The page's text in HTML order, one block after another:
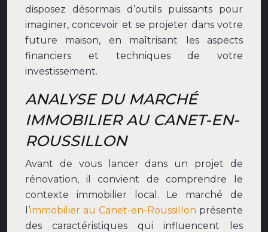
disposez désormais d’outils puissants pour
imaginer, concevoir et se projeter dans votre
future maison, en maîtrisant les aspects
financiers et techniques de votre
investissement.
ANALYSE DU MARCHÉ
IMMOBILIER AU CANET-EN-
ROUSSILLON
Avant de vous lancer dans un projet de
rénovation, il convient de comprendre le
contexte immobilier local. Le marché de
l’immobilier au Canet-en-Roussillon présente
des caractéristiques qui influencent les